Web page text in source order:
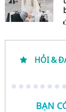
HỎI &
BẠN